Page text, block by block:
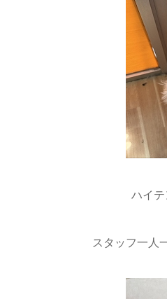
ハイ
スタッフ一人